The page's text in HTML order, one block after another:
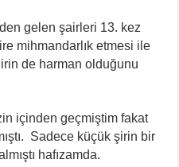
gelen şairleri 13. kez
mihmandarlık etmesi ile
de harman olduğunu
içinden geçmiştim fakat
Sadece küçük şirin bir
hafızamda.